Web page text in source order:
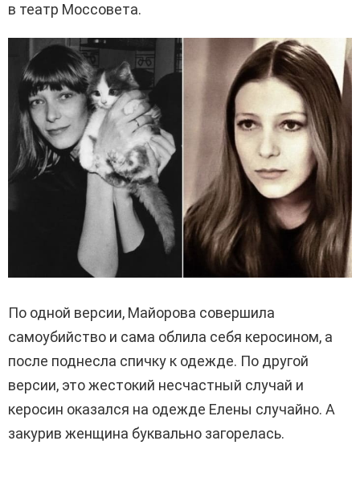
в театр Моссовета.
По одной версии, Майорова совершила
самоубийство и сама облила себя керосином, а
после поднесла спичку к одежде. По другой
версии, это жестокий несчастный случай и
керосин оказался на одежде Елены случайно. А
закурив женщина буквально загорелась.